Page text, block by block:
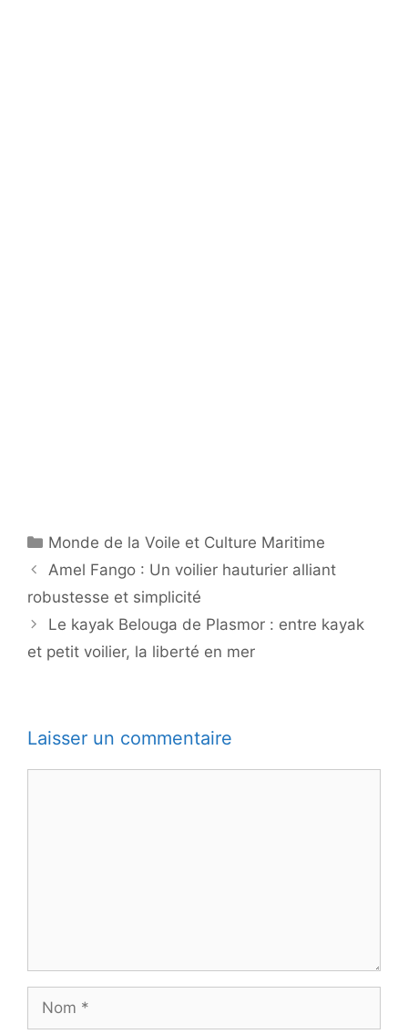
Catégories
Monde de la Voile et Culture Maritime
Amel Fango : Un voilier hauturier alliant
robustesse et simplicité
Le kayak Belouga de Plasmor : entre kayak
et petit voilier, la liberté en mer
Laisser un commentaire
Nom